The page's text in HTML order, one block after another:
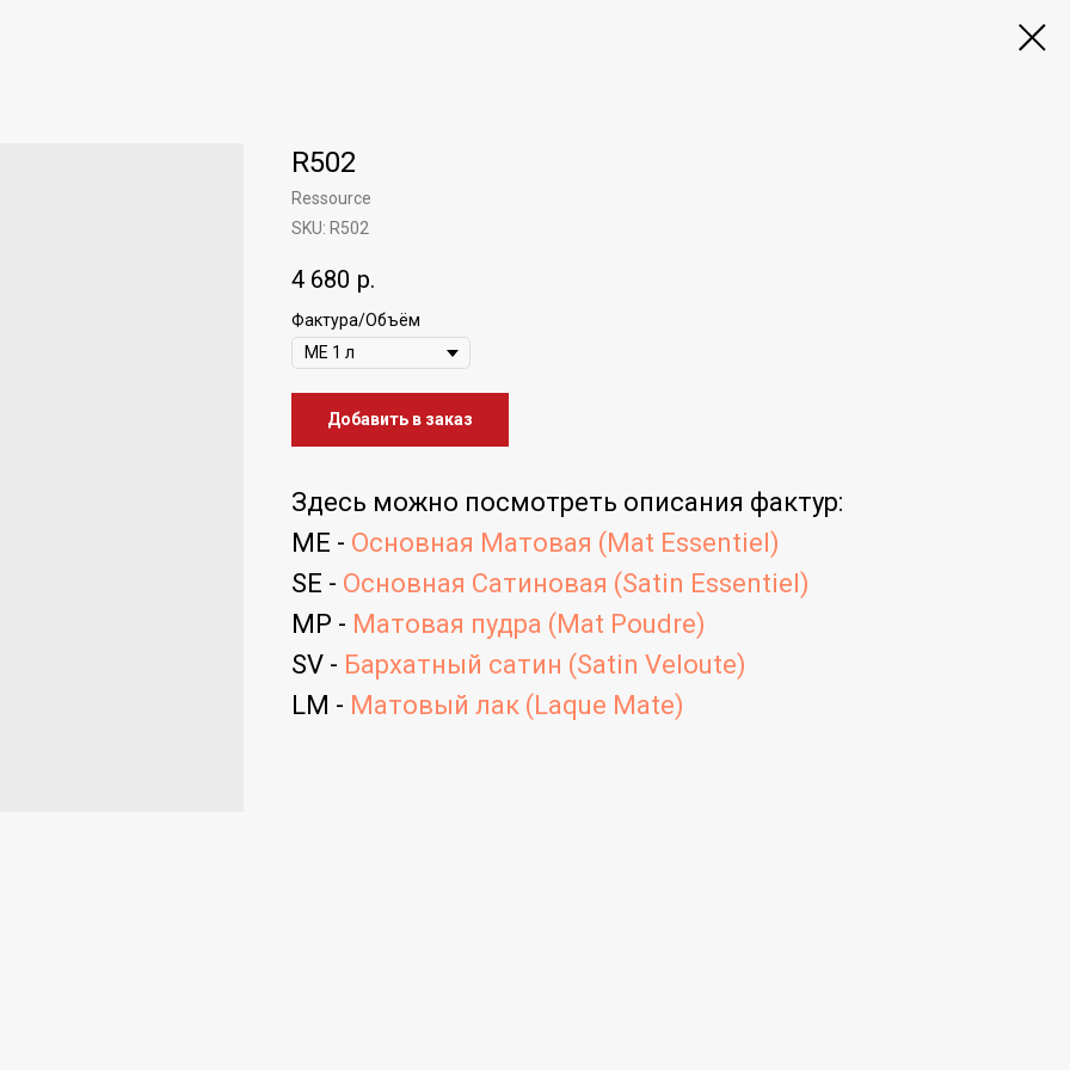
R502
Ressource
SKU: R502
4 680 р.
Фактура/Объём
Добавить в заказ
Здесь можно посмотреть описания фактур:
ME - Основная Матовая (Mat Essentiel)
SE - Основная Сатиновая (Satin Essentiel)
MP - Матовая пудра (Mat Poudre)
SV - Бархатный сатин (Satin Veloute)
LM - Матовый лак (Laque Mate)